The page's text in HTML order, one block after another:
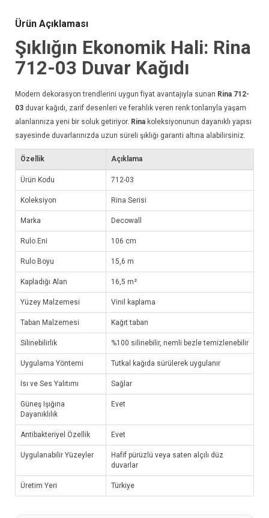
Ürün Açıklaması
Şıklığın Ekonomik Hali: Rina
712-03 Duvar Kağıdı
Modern dekorasyon trendlerini uygun fiyat avantajıyla sunan Rina 712-
03 duvar kağıdı , zarif desenleri ve ferahlık veren renk tonlarıyla yaşam
alanlarınıza yeni bir soluk getiriyor. Rina koleksiyonunun dayanıklı yapısı
sayesinde duvarlarınızda uzun süreli şıklığı garanti altına alabilirsiniz.
Özellik Açıklama
Ürün Kodu 712-03
Koleksiyon Rina Serisi
Marka Decowall
Rulo Eni 106 cm
Rulo Boyu 15,6 m
Kapladığı Alan 16,5 m²
Yüzey Malzemesi Vinil kaplama
Taban Malzemesi Kağıt taban
Silinebilirlik %100 silinebilir, nemli bezle temizlenebilir
Uygulama Yöntemi Tutkal kağıda sürülerek uygulanır
Isı ve Ses Yalıtımı Sağlar
Güneş Işığına
Dayanıklılık
Evet
Antibakteriyel Özellik Evet
Uygulanabilir Yüzeyler
Hafif pürüzlü veya saten alçılı düz
duvarlar
Üretim Yeri Türkiye